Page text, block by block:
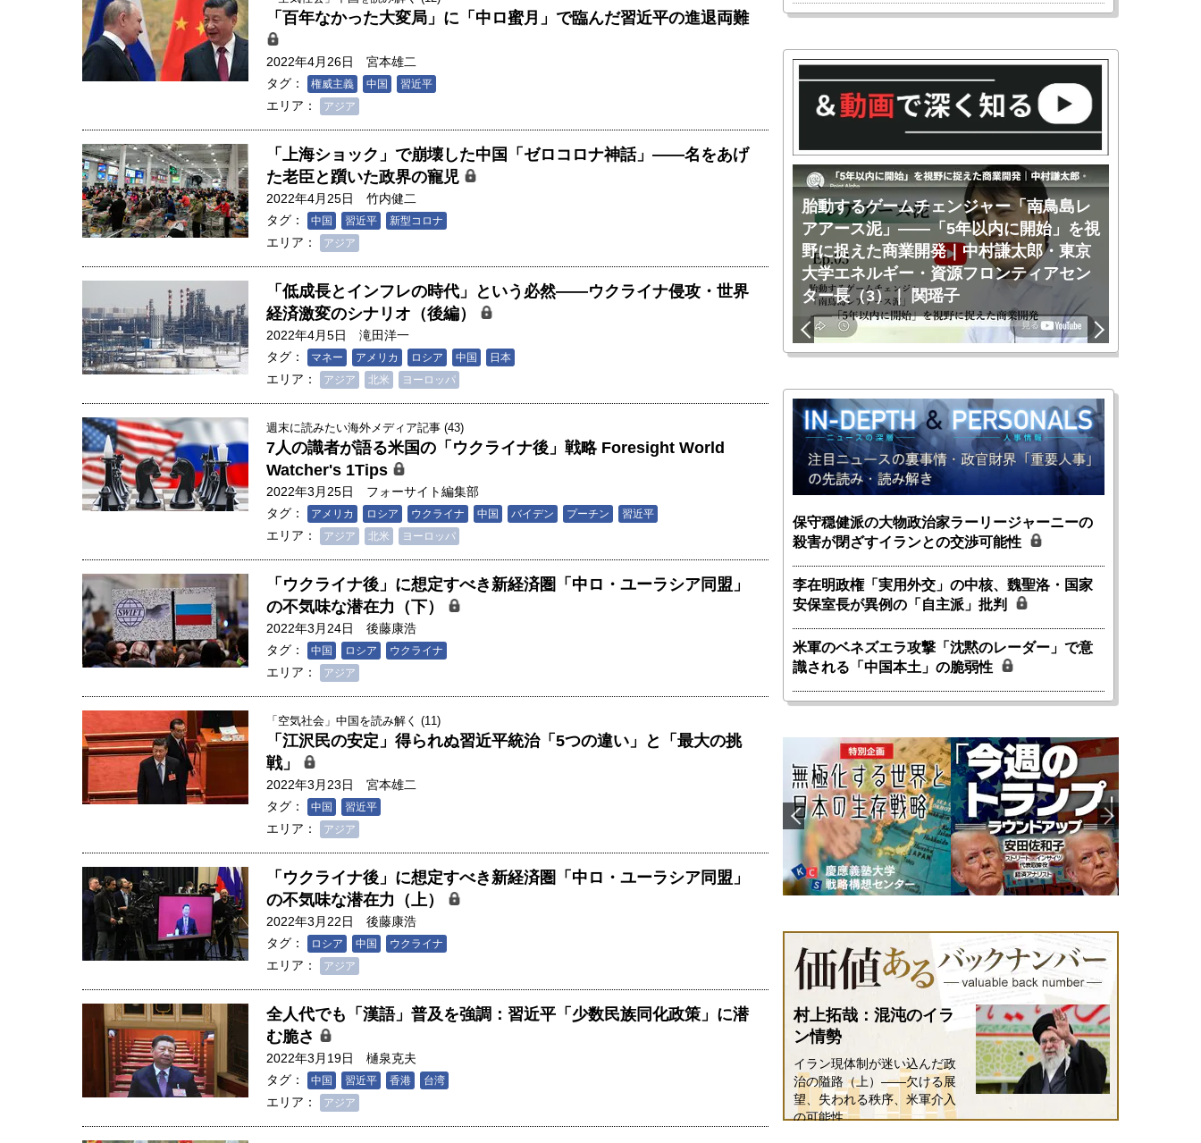
「百年なかった大変局」に「中ロ蜜月」で臨んだ習近平の進退両難
2022年4月26日
宮本雄二
タグ：
権威主義 中国 習近平
エリア： アジア
「上海ショック」で崩壊した中国「ゼロコロナ神話」――名をあげ
た老臣と躓いた政界の寵児
2022年4月25日
竹内健二
タグ：
中国 習近平 新型コロナ
エリア： アジア
「低成長とインフレの時代」という必然――ウクライナ侵攻・世界
経済激変のシナリオ（後編）
2022年4月5日
滝田洋一
タグ：
マネー アメリカ ロシア 中国 日本
エリア： アジア 北米 ヨーロッパ
週末に読みたい海外メディア記事 (43)
7人の識者が語る米国の「ウクライナ後」戦略 Foresight World
Watcher's 1Tips
2022年3月25日
フォーサイト編集部
タグ：
アメリカ ロシア ウクライナ 中国 バイデン プーチン 習近平
エリア： アジア 北米 ヨーロッパ
「ウクライナ後」に想定すべき新経済圏「中ロ・ユーラシア同盟」
の不気味な潜在力（下）
2022年3月24日
後藤康浩
タグ：
中国 ロシア ウクライナ
エリア： アジア
「空気社会」中国を読み解く (11)
「江沢民の安定」得られぬ習近平統治「5つの違い」と「最大の挑
戦」
2022年3月23日
宮本雄二
タグ：
中国 習近平
エリア： アジア
「ウクライナ後」に想定すべき新経済圏「中ロ・ユーラシア同盟」
の不気味な潜在力（上）
2022年3月22日
後藤康浩
タグ：
ロシア 中国 ウクライナ
エリア： アジア
全人代でも「漢語」普及を強調：習近平「少数民族同化政策」に潜
む脆さ
2022年3月19日
樋泉克夫
タグ：
中国 習近平 香港 台湾
エリア： アジア
人は「地上の太陽」を手にするか 核融
合発電の現在地――実現・普及後の「世
創成科学研究科教授（4）｜ 関瑶子
ー長（4）｜ 関瑶子
胎動するゲームチェンジャー「南鳥島レ
アアース泥」――「5年以内に開始」を視
野に捉えた商業開発｜中村謙太郎・東京
大学エネルギー・資源フロンティアセン
ター長（3）｜ 関瑶子
保守穏健派の大物政治家ラーリージャーニーの
殺害が閉ざすイランとの交渉可能性
李在明政権「実用外交」の中核、魏聖洛・国家
安保室長が異例の「自主派」批判
米軍のベネズエラ攻撃「沈黙のレーダー」で意
識される「中国本土」の脆弱性
村上拓哉：混沌のイラ
ン情勢
イラン現体制が迷い込んだ政
治の隘路（上）――欠ける展
望、失われる秩序、米軍介入
の可能性